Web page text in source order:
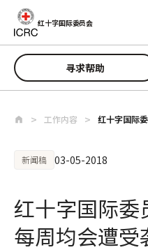
跳至主要内容
红十字国际委员会
寻求帮助
工作内容 红十字国际
新闻稿 03-05-2018
红十字国际委
每周均会遭受